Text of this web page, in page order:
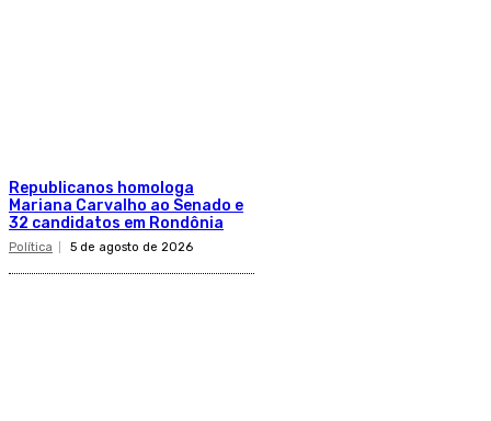
Republicanos homologa
Mariana Carvalho ao Senado e
32 candidatos em Rondônia
Política 5 de agosto de 2026